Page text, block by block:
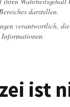
darstellen.
verantwortlich,
ist